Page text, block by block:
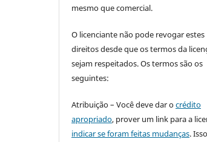
mesmo que comercial.
O licenciante não pode revogar estes
direitos desde que os termos da
sejam respeitados. Os termos são os
seguintes:
Atribuição – Você deve dar ocrédito
apropriado, prover um link para a
indicar se foram feitas mudanças.